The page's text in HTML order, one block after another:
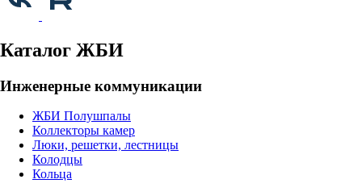
Каталог ЖБИ
Инженерные коммуникации
ЖБИ Полушпалы
Коллекторы камер
Люки, решетки, лестницы
Колодцы
Кольца